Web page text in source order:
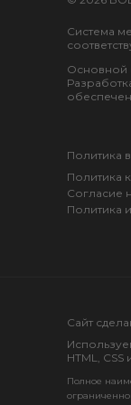
ферме
Основной
Система
Полное
Cайт
HTML, CSS
Политика
Политика
Согласие
Политика